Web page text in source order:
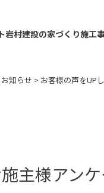
岩村建設の家づくり施工
お知らせ > お客様の声をUP
主様アン